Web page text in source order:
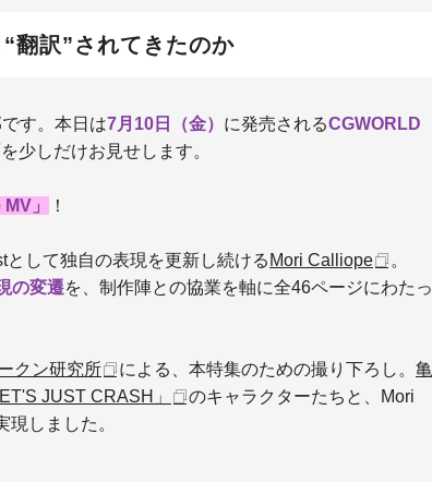
翻訳”されてきたのか
す。本日は7月10日（金） に発売されるCGWORLD
少しだけお見せします。
」 ！
して独自の表現を更新し続ける Mori Calliope
。
の変遷を、制作陣との協業を軸に全46ページにわたっ
クン研究所 による、本特集のための撮り下ろし。 亀
JUST CRASH」
のキャラクターたちと、Mori
しました。